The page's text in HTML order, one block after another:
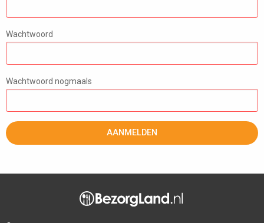
Wachtwoord
Wachtwoord nogmaals
AANMELDEN